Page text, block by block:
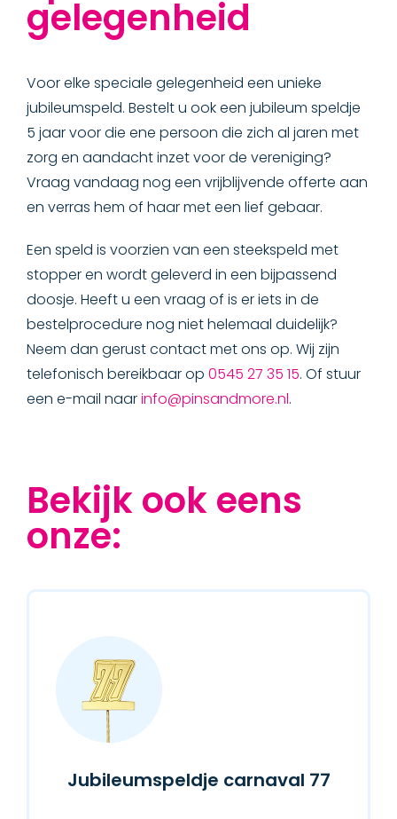
gelegenheid
Voor elke speciale gelegenheid een unieke
jubileumspeld. Bestelt u ook een jubileum speldje
5 jaar voor die ene persoon die zich al jaren met
zorg en aandacht inzet voor de vereniging?
Vraag vandaag nog een vrijblijvende offerte aan
en verras hem of haar met een lief gebaar.
Een speld is voorzien van een steekspeld met
stopper en wordt geleverd in een bijpassend
doosje. Heeft u een vraag of is er iets in de
bestelprocedure nog niet helemaal duidelijk?
Neem dan gerust contact met ons op. Wij zijn
telefonisch bereikbaar op 0545 27 35 15. Of stuur
een e-mail naarinfo@pinsandmore.nl.
Bekijk ook eens
onze:
Jubileumspeldje carnaval 77